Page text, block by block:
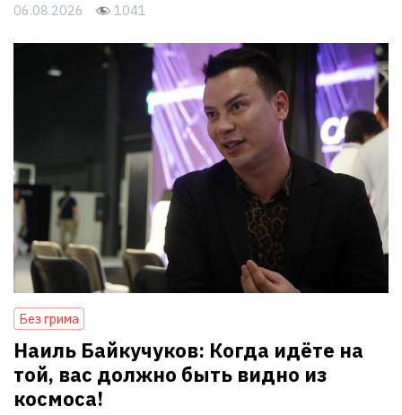
06.08.2026 1041
Без грима
Наиль Байкучуков: Когда идёте на
той, вас должно быть видно из
космоса!